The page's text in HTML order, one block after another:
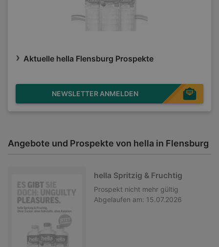
Aktuelle hella Flensburg Prospekte
NEWSLETTER ANMELDEN
Angebote und Prospekte von hella in Flensburg
hella Spritzig & Fruchtig
Prospekt nicht mehr gültig
Abgelaufen am: 15.07.2026